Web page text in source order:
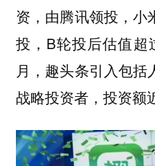
资，由腾讯领投，小
投，B轮投后估值超
月，趣头条引入包
战略投资者，投资额